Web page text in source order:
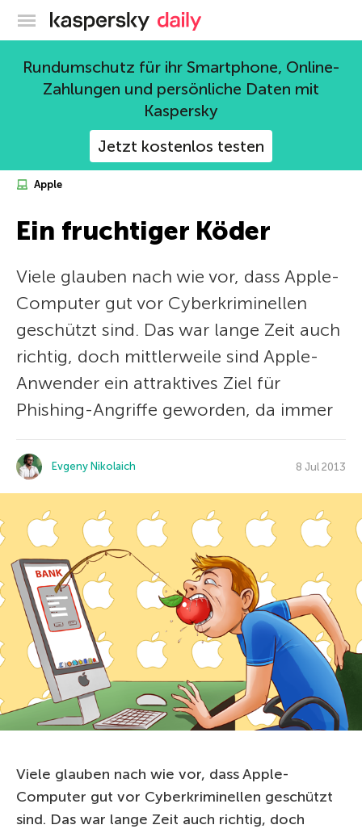
Offizieller Blog von Kaspersky
Rundumschutz für ihr Smartphone, Online-
Zahlungen und persönliche Daten mit
Kaspersky
Jetzt kostenlos testen
Apple
Ein fruchtiger Köder
Viele glauben nach wie vor, dass Apple-
Computer gut vor Cyberkriminellen
geschützt sind. Das war lange Zeit auch
richtig, doch mittlerweile sind Apple-
Anwender ein attraktives Ziel für
Phishing-Angriffe geworden, da immer
Evgeny Nikolaich 8 Jul 2013
Viele glauben nach wie vor, dass Apple-
Computer gut vor Cyberkriminellen geschützt
sind. Das war lange Zeit auch richtig, doch